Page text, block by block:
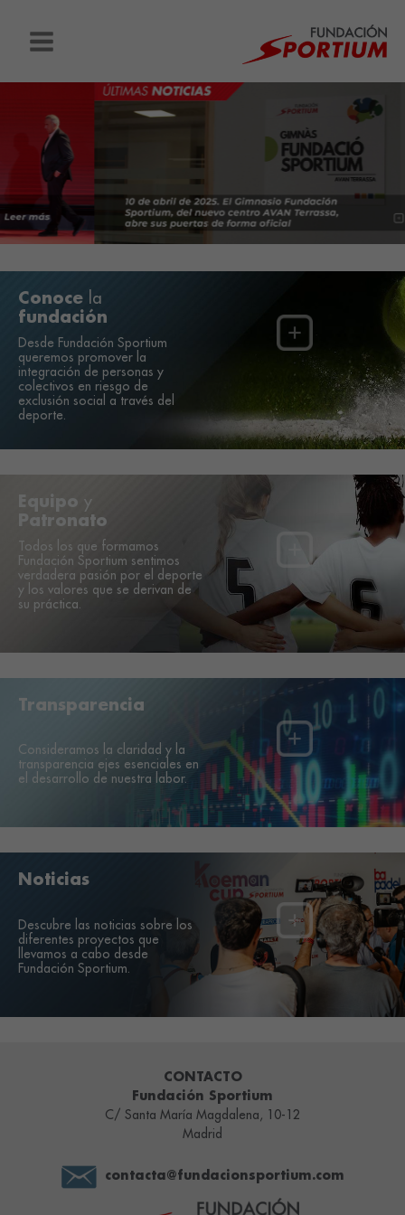
contenido
Conoce
la
fundación
Desde Fundación Sportium
queremos promover la
integración de personas y
colectivos en riesgo de
exclusión social a través del
deporte.
Equipo y
Patronato
Todos los que formamos
Fundación Sportium sentimos
verdadera pasión por el deporte
y los valores que se derivan de
su práctica.
Transparencia
Consideramos la claridad y la
transparencia ejes esenciales en
el desarrollo de nuestra labor.
Noticias
Descubre las noticias sobre los
diferentes proyectos que
llevamos a cabo desde
Fundación Sportium.
CONTACTO
Fundación Sportium
C/ Santa María Magdalena, 10-12
Madrid
contacta@fundacionsportium.com